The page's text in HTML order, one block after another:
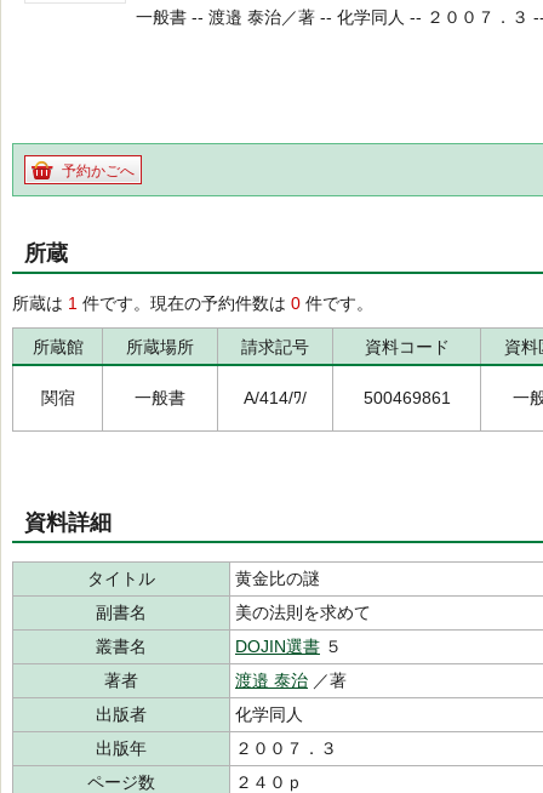
一般書 -- 渡邉 泰治／著 -- 化学同人 -- ２００７．３
予約かごへ
所蔵
所蔵は 1 件です。現在の予約件数は 0 件です。
所蔵館 所蔵場所 請求記号 資料コード 資料
関宿 一般書 A/414/ﾜ/ 500469861 一
資料詳細
タイトル
黄金比の謎
副書名
美の法則を求めて
叢書名
DOJIN選書 ５
著者
渡邉 泰治 ／著
出版者
化学同人
出版年
２００７．３
ページ数
２４０ｐ